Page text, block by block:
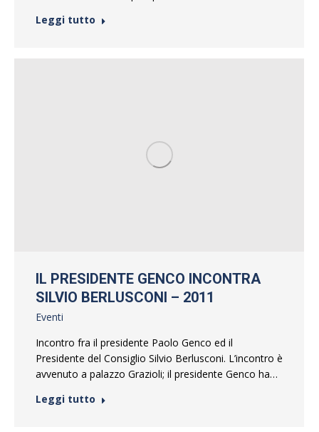
Leggi tutto
IL PRESIDENTE GENCO INCONTRA
SILVIO BERLUSCONI – 2011
Eventi
Incontro fra il presidente Paolo Genco ed il
Presidente del Consiglio Silvio Berlusconi. L’incontro è
avvenuto a palazzo Grazioli; il presidente Genco ha…
Leggi tutto